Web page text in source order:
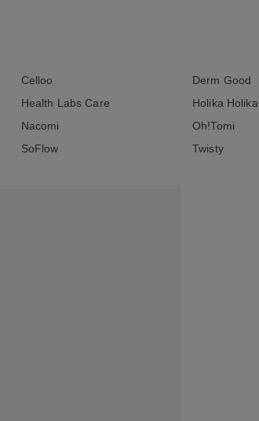
Celloo Derm Good
Health Labs Care Holika Holika
Nacomi Oh!Tomi
SoFlow Twisty